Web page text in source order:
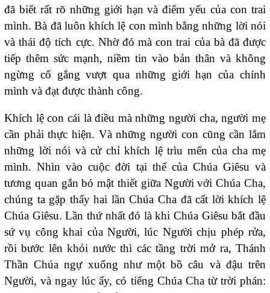
đã biết rất rõ những giới hạn và điểm yếu của con trai
mình. Bà đã luôn khích lệ con mình bằng những lời nói
và thái độ tích cực. Nhờ đó mà con trai của bà đã được
tiếp thêm sức mạnh, niềm tin vào bản thân và không
ngừng cố gắng vượt qua những giới hạn của chính
mình và đạt được thành công.
Khích lệ con cái là điều mà những người cha, người mẹ
cần phải thực hiện. Và những người con cũng cần lắm
những lời nói và cử chỉ khích lệ trìu mến của cha mẹ
mình. Nhìn vào cuộc đời tại thế của Chúa Giêsu và
tương quan gắn bó mật thiết giữa Người với Chúa Cha,
chúng ta gặp thấy hai lần Chúa Cha đã cất lời khích lệ
Chúa Giêsu. Lần thứ nhất đó là khi Chúa Giêsu bắt đầu
sứ vụ công khai của Người, lúc Người chịu phép rửa,
rồi bước lên khỏi nước thì các tầng trời mở ra, Thánh
Thần Chúa ngự xuống như một bồ câu và đậu trên
Người, và ngay lúc ấy, có tiếng Chúa Cha từ trời phán: